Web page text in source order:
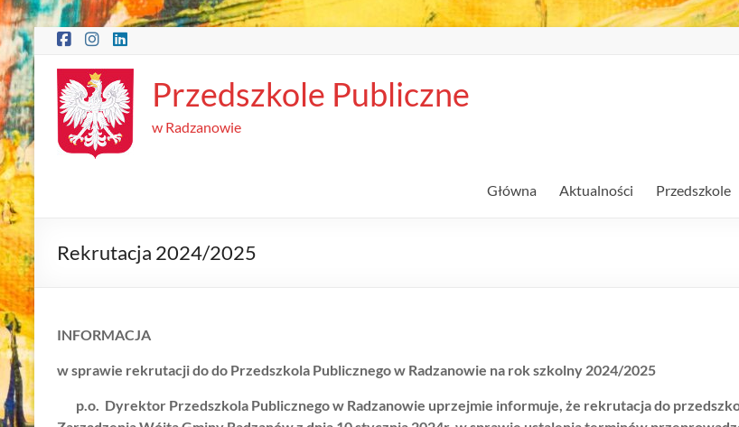
Skip
to
content
Przedszkole Publiczne
w Radzanowie
Główna Aktualności Przedszkole
Rekrutacja 2024/2025
INFORMACJA
w sprawie rekrutacji do do Przedszkola Publicznego w Radzanowie na rok szkolny 2024/2025
p.o. Dyrektor Przedszkola Publicznego w Radzanowie uprzejmie informuje, że rekrutacja do